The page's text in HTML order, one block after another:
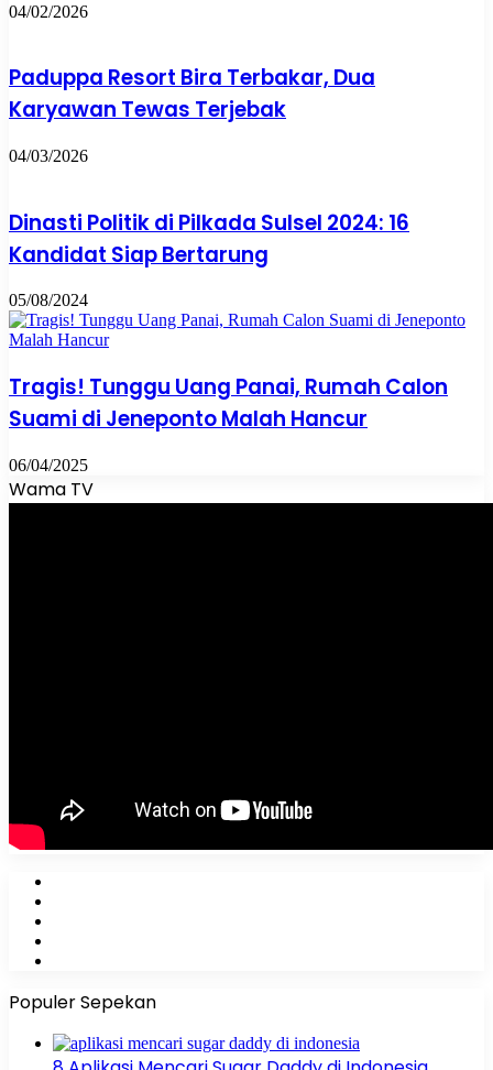
04/02/2026
Paduppa Resort Bira Terbakar, Dua
Karyawan Tewas Terjebak
04/03/2026
Dinasti Politik di Pilkada Sulsel 2024: 16
Kandidat Siap Bertarung
05/08/2024
Tragis! Tunggu Uang Panai, Rumah Calon
Suami di Jeneponto Malah Hancur
06/04/2025
Wama TV
Populer Sepekan